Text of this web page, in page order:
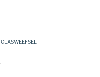
GLASWEEFSEL